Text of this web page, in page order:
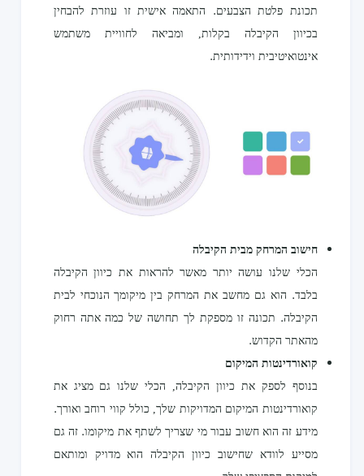
תכונת פלטת הצבעים. התאמה אישית זו עוזרת להבחין
בכיוון הקיבלה בקלות, ומביאה לחוויית משתמש
אינטואיטיבית וידידותית.
חישוב המרחק מבית הקיבלה
הכלי שלנו עושה יותר מאשר להראות את כיוון הקיבלה
בלבד. הוא גם מחשב את המרחק בין מיקומך הנוכחי לבית
הקיבלה. תכונה זו מספקת לך תחושה של כמה אתה רחוק
מהאתר הקדוש.
קואורדינטות המיקום
בנוסף לספק את כיוון הקיבלה, הכלי שלנו גם מציג את
קואורדינטות המיקום המדויקות שלך, כולל קווי רוחב ואורך.
מידע זה הוא חשוב עבור מי שצריך לשתף את מיקומו. זה גם
מסייע לוודא שחישוב כיוון הקיבלה הוא מדויק ומותאם